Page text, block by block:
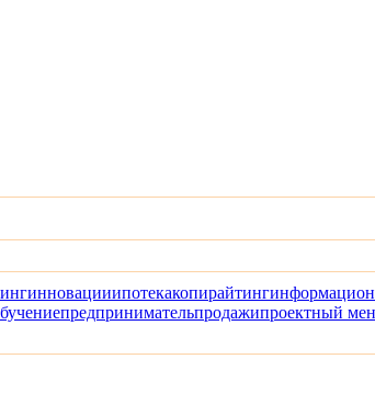
инновацииипотекакопирайтинг
предпринимательпродажипроектный